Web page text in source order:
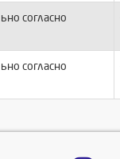
согласно
согласно